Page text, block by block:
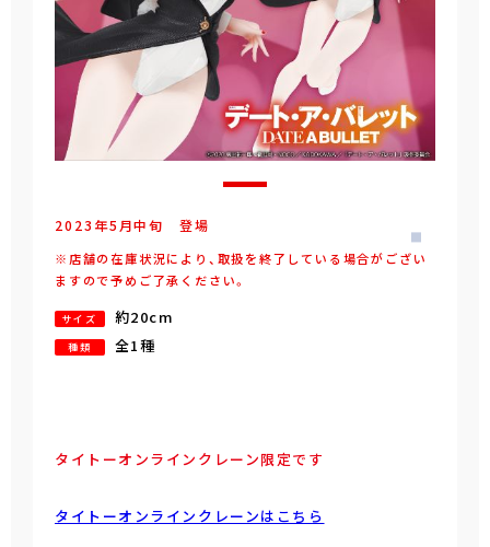
2023年5 月中旬 登場
※店舗の在庫状況により、取扱を終了している場合がござい
ますので予めご了承ください。
サイズ 約20cm
種類 全1種
タイトーオンラインクレーン限定です
タイトーオンラインクレーンはこちら